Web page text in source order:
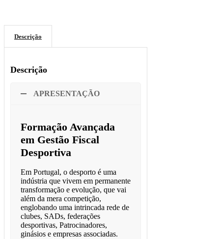
Descrição
Descrição
APRESENTAÇÃO
Formação Avançada
em Gestão Fiscal
Desportiva
Em Portugal, o desporto é uma
indústria que vivem em permanente
transformação e evolução, que vai
além da mera competição,
englobando uma intrincada rede de
clubes, SADs, federações
desportivas, Patrocinadores,
ginásios e empresas associadas.